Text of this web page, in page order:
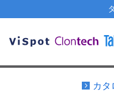
機能解析・サイレンシン
その他 ライセンスに関
遺伝子組換え生物該当製品
研究支援ツール
Cut-Site Navigator 制限酵
In-Fusion Cloning プラ
カタ